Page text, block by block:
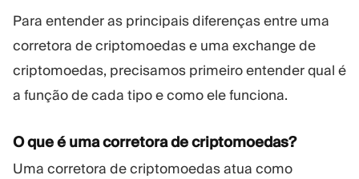
Para entender as principais diferenças entre uma
corretora de criptomoedas e uma exchange de
criptomoedas, precisamos primeiro entender qual é
a função de cada tipo e como ele funciona.
O que é uma corretora de criptomoedas?
Uma corretora de criptomoedas atua como